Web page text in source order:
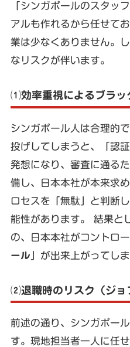
「シンガポールのスタッ
アルも作れるから任せて
業は少なくありません。
なリスクが伴います。
⑴効率重視によるブラッ
シンガポール人は合理的
投げしてしまうと、「認
発想になり、審査に通る
備し、日本本社が本来求
ロセスを「無駄」と判断
能性があります。 結果と
の、日本本社がコントロ
ール 」が出来上がってし
⑵退職時のリスク（ジョ
前述の通り、シンガポー
す。現地担当者一人に任